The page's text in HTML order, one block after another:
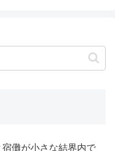
儺が小さな結界内で